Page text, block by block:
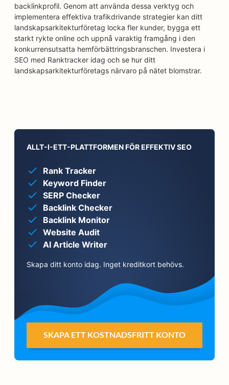
backlinkprofil. Genom att använda dessa verktyg och
implementera effektiva trafikdrivande strategier kan ditt
landskapsarkitekturföretag locka fler kunder, bygga ett
starkt rykte online och uppnå varaktig framgång i den
konkurrensutsatta hemförbättringsbranschen. Investera i
SEO med Ranktracker idag och se hur ditt
landskapsarkitekturföretags närvaro på nätet blomstrar.
ALLT-I-ETT-PLATTFORMEN FÖR EFFEKTIV SEO
Rank Tracker
Keyword Finder
SERP Checker
Backlink Checker
Backlink Monitor
Website Audit
AI Article Writer
Skapa ditt konto idag. Inget kreditkort behövs.
SKAPA ETT KOSTNADSFRITT KONTO